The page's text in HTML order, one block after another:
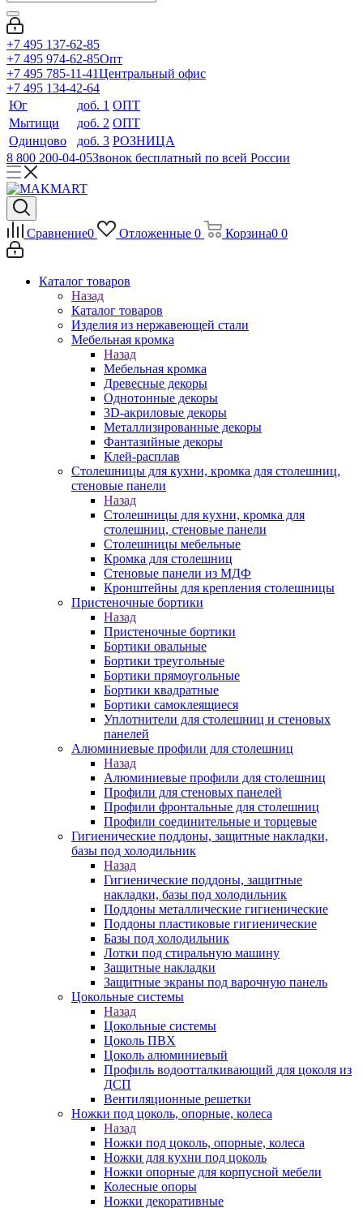
+7 495 137-62-85
+7 495 974-62-85Опт
+7 495 785-11-41Центральный офис
+7 495 134-42-64
Юг
доб. 1 ОПТ
Мытищи
доб. 2 ОПТ
Одинцово
доб. 3 РОЗНИЦА
8 800 200-04-05Звонок бесплатный по всей России
Сравнение0 Отложенные 0 Корзина0 0
Каталог товаров
Назад
Каталог товаров
Изделия из нержавеющей стали
Мебельная кромка
Назад
Мебельная кромка
Древесные декоры
Однотонные декоры
3D-акриловые декоры
Металлизированные декоры
Фантазийные декоры
Клей-расплав
Столешницы для кухни, кромка для столешниц,
стеновые панели
Назад
Столешницы для кухни, кромка для
столешниц, стеновые панели
Столешницы мебельные
Кромка для столешниц
Стеновые панели из МДФ
Кронштейны для крепления столешницы
Пристеночные бортики
Назад
Пристеночные бортики
Бортики овальные
Бортики треугольные
Бортики прямоугольные
Бортики квадратные
Бортики самоклеящиеся
Уплотнители для столешниц и стеновых
панелей
Алюминиевые профили для столешниц
Назад
Алюминиевые профили для столешниц
Профили для стеновых панелей
Профили фронтальные для столешниц
Профили соединительные и торцевые
Гигиенические поддоны, защитные накладки,
базы под холодильник
Назад
Гигиенические поддоны, защитные
накладки, базы под холодильник
Поддоны металлические гигиенические
Поддоны пластиковые гигиенические
Базы под холодильник
Лотки под стиральную машину
Защитные накладки
Защитные экраны под варочную панель
Цокольные системы
Назад
Цокольные системы
Цоколь ПВХ
Цоколь алюминиевый
Профиль водоотталкивающий для цоколя из
ДСП
Вентиляционные решетки
Ножки под цоколь, опорные, колеса
Назад
Ножки под цоколь, опорные, колеса
Ножки для кухни под цоколь
Ножки опорные для корпусной мебели
Колесные опоры
Ножки декоративные